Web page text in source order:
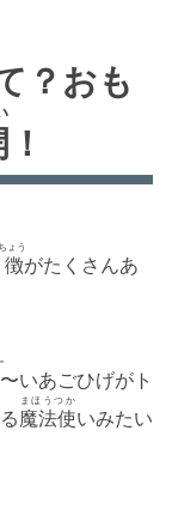
？おも
！
ょう
がたくさんあ
〜いあごひげがト
魔法使
まほうつか
いみたい